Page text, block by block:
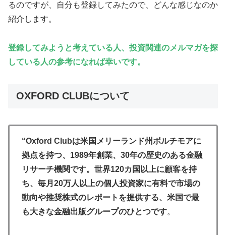
るのですが、自分も登録してみたので、どんな感じなのか
紹介します。
登録してみようと考えている人、投資関連のメルマガを探
している人の参考になれば幸いです。
OXFORD CLUBについて
“Oxford Clubは米国メリーランド州ボルチモアに
拠点を持つ、1989年創業、30年の歴史のある金融
リサーチ機関です。世界120カ国以上に顧客を持
ち、毎月20万人以上の個人投資家に有料で市場の
動向や推奨株式のレポートを提供する、米国で最
も大きな金融出版グループのひとつです。